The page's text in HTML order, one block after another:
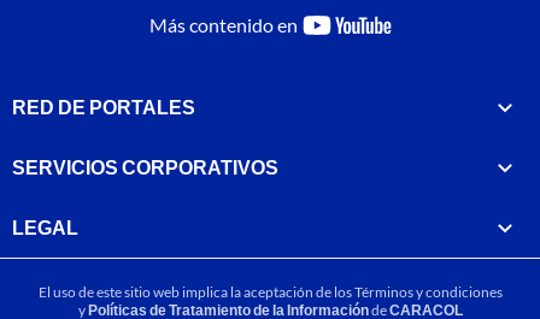
Más contenido en
youtube-
RED DE PORTALES
SERVICIOS CORPORATIVOS
LEGAL
El uso de este sitio web implica la aceptación de losTérminos y condiciones
yPolíticas de Tratamiento de la InformacióndeCARACOL